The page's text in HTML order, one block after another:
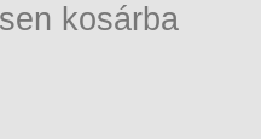
kosárba